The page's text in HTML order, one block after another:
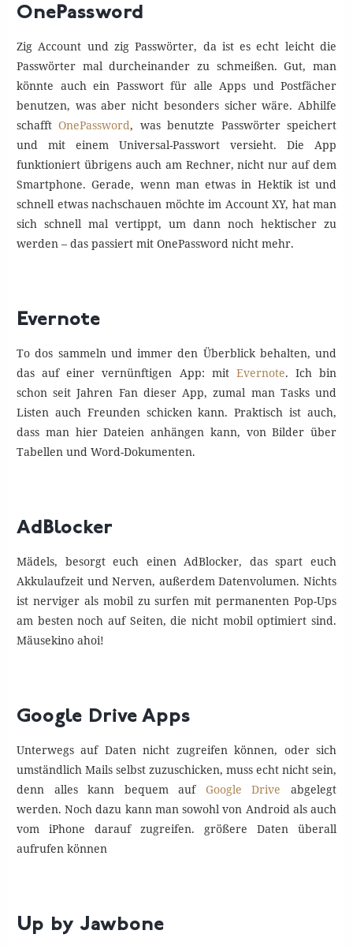
OnePassword
Zig Account und zig Passwörter, da ist es echt leicht die
Passwörter mal durcheinander zu schmeißen. Gut, man
könnte auch ein Passwort für alle Apps und Postfächer
benutzen, was aber nicht besonders sicher wäre. Abhilfe
schafftOnePassword, was benutzte Passwörter speichert
und mit einem Universal-Passwort versieht. Die App
funktioniert übrigens auch am Rechner, nicht nur auf dem
Smartphone. Gerade, wenn man etwas in Hektik ist und
schnell etwas nachschauen möchte im Account XY, hat man
sich schnell mal vertippt, um dann noch hektischer zu
werden – das passiert mit OnePassword nicht mehr.
Evernote
To dos sammeln und immer den Überblick behalten, und
das auf einer vernünftigen App: mit Evernote. Ich bin
schon seit Jahren Fan dieser App, zumal man Tasks und
Listen auch Freunden schicken kann. Praktisch ist auch,
dass man hier Dateien anhängen kann, von Bilder über
Tabellen und Word-Dokumenten.
AdBlocker
Mädels, besorgt euch einen AdBlocker, das spart euch
Akkulaufzeit und Nerven, außerdem Datenvolumen. Nichts
ist nerviger als mobil zu surfen mit permanenten Pop-Ups
am besten noch auf Seiten, die nicht mobil optimiert sind.
Mäusekino ahoi!
Google Drive Apps
Unterwegs auf Daten nicht zugreifen können, oder sich
umständlich Mails selbst zuzuschicken, muss echt nicht sein,
denn alles kann bequem auf Google Drive abgelegt
werden. Noch dazu kann man sowohl von Android als auch
vom iPhone darauf zugreifen. größere Daten überall
aufrufen können
Up by Jawbone